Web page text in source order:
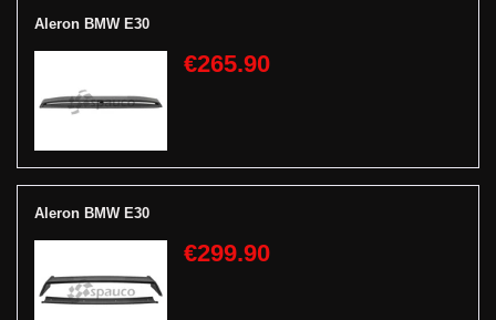
Aleron BMW E30
€265.90
Aleron BMW E30
€299.90